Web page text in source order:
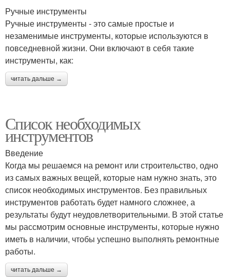
Ручные инструменты
Ручные инструменты - это самые простые и
незаменимые инструменты, которые используются в
повседневной жизни. Они включают в себя такие
инструменты, как:
читать дальше →
Список необходимых
инструментов
Введение
Когда мы решаемся на ремонт или строительство, одно
из самых важных вещей, которые нам нужно знать, это
список необходимых инструментов. Без правильных
инструментов работать будет намного сложнее, а
результаты будут неудовлетворительными. В этой статье
мы рассмотрим основные инструменты, которые нужно
иметь в наличии, чтобы успешно выполнять ремонтные
работы.
читать дальше →